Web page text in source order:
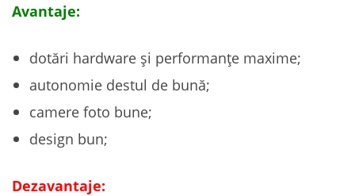
Avantaje:
dotări hardware și performanțe maxime;
autonomie destul de bună;
camere foto bune;
design bun;
Dezavantaje: